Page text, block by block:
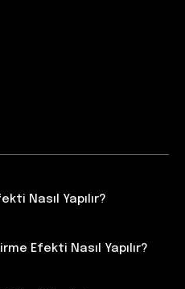
Nasıl Yapılır?
Efekti Nasıl Yapılır?